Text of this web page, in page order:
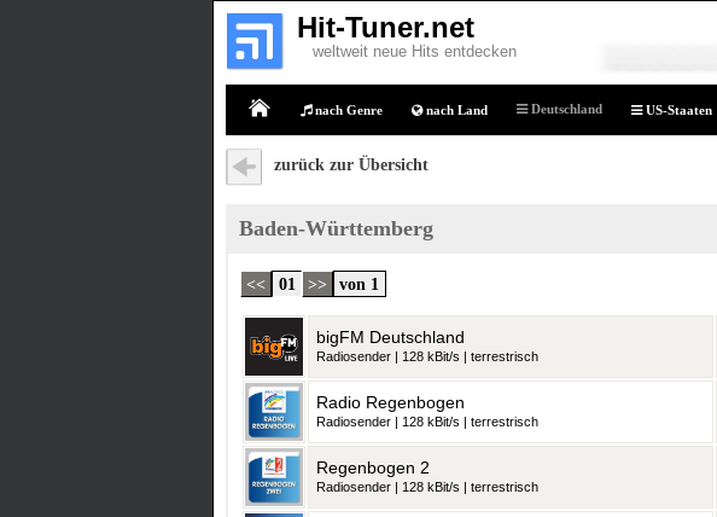
Hit-Tuner.net
weltweit neue Hits entdecken
nach Genre nach Land Deutschland US-Staaten
zurück zur Übersicht
Baden-Württemberg
<< 01 >> von 1
bigFM Deutschland
Radiosender | 128 kBit/s | terrestrisch
Radio Regenbogen
Radiosender | 128 kBit/s | terrestrisch
Regenbogen 2
Radiosender | 128 kBit/s | terrestrisch